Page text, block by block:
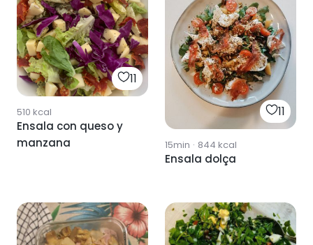
11
510 kcal
Ensala con queso y
manzana
11
15min · 844 kcal
Ensala dolça